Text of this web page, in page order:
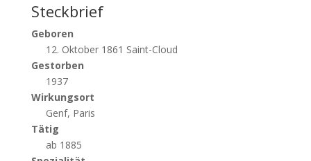
Steckbrief
Geboren
12. Oktober 1861 Saint-Cloud
Gestorben
1937
Wirkungsort
Genf, Paris
Tätig
ab 1885